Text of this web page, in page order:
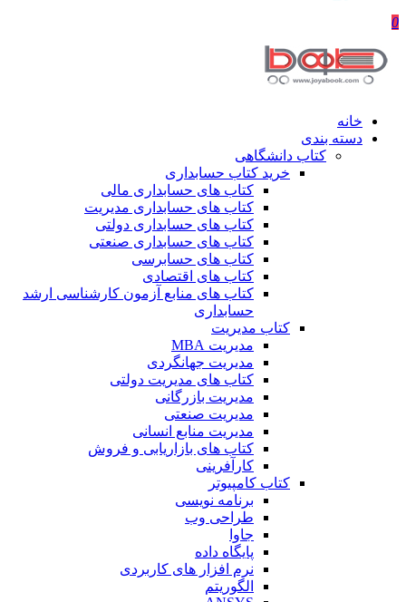
0
خانه
دسته بندی
کتاب دانشگاهی
خرید کتاب حسابداری
کتاب های حسابداری مالی
کتاب های حسابداری مدیریت
کتاب های حسابداری دولتی
کتاب های حسابداری صنعتی
کتاب های حسابرسی
کتاب های اقتصادی
کتاب های منابع آزمون کارشناسی ارشد
حسابداری
کتاب مدیریت
مدیریت MBA
مدیریت جهانگردی
کتاب های مدیریت دولتی
مدیریت بازرگانی
مدیریت صنعتی
مدیریت منابع انسانی
کتاب های بازاریابی و فروش
کارآفرینی
کتاب کامپیوتر
برنامه نویسی
طراحی وب
جاوا
پایگاه داده
نرم افزار های کاربردی
الگوریتم